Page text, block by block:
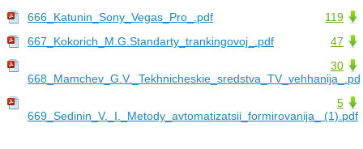
119
666_Katunin_Sony_Vegas_Pro_.pdf
47
667_Kokorich_M.G.Standarty_trankingovoj_.pdf
30
668_Mamchev_G.V._Tekhnicheskie_sredstva_TV_vehhanija_.pdf
5
669_Sedinin_V._I._Metody_avtomatizatsii_formirovanija_ (1).pdf